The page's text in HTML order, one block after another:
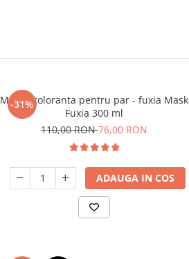
-31%
Masca coloranta pentru par - fuxia Mask
Fuxia 300 ml
110,00 RON76,00 RON
ADAUGA IN COS